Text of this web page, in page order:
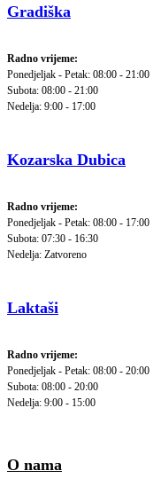
Gradiška
Radno vrijeme:
Ponedjeljak - Petak: 08:00 - 21:00
Subota: 08:00 - 21:00
Nedelja: 9:00 - 17:00
Kozarska Dubica
Radno vrijeme:
Ponedjeljak - Petak: 08:00 - 17:00
Subota: 07:30 - 16:30
Nedelja: Zatvoreno
Laktaši
Radno vrijeme:
Ponedjeljak - Petak: 08:00 - 20:00
Subota: 08:00 - 20:00
Nedelja: 9:00 - 15:00
O nama